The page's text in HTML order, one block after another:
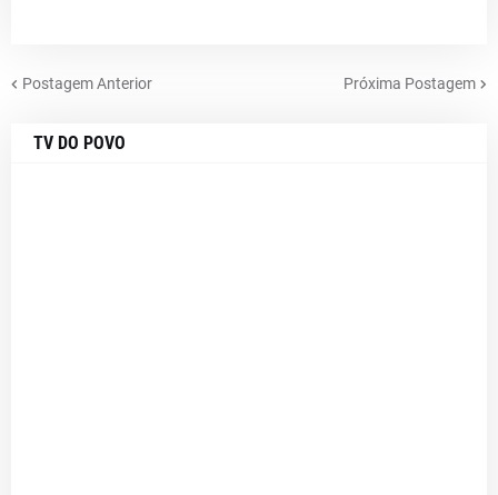
Postagem Anterior Próxima Postagem
TV DO POVO